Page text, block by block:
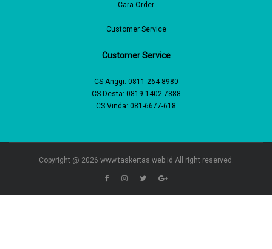
Cara Order
Customer Service
Customer Service
CS Anggi: 0811-264-8980
CS Desta: 0819-1402-7888
CS Vinda: 081-6677-618
Copyright @ 2026 www.taskertas.web.id All right reserved.